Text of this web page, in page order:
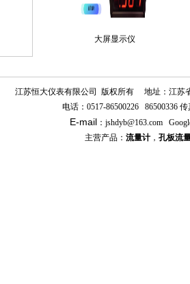
大屏显示仪
江苏恒大仪表有限公司 版权所有
地址：江苏
电话： 0517-86500226 86500336 传
E-mail ： jshdyb@163.com
主营产品： 流量计， 孔板流